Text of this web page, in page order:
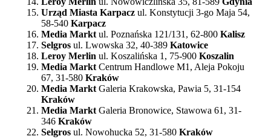
Urząd Miasta Karpacz ul. Konstytucji 3-go Maja 54,
58-540 Karpacz
Media Markt ul. Poznańska 121/131, 62-800 Kalisz
Selgros ul. Lwowska 32, 40-389 Katowice
Leroy Merlin ul. Koszalińska 1, 75-900 Koszalin
Media Markt Centrum Handlowe M1, Aleja Pokoju
67, 31-580 Kraków
Media Markt Galeria Krakowska, Pawia 5, 31-154
Kraków
Media Markt Galeria Bronowice, Stawowa 61, 31-
346 Kraków
Selgros ul. Nowohucka 52, 31-580 Kraków